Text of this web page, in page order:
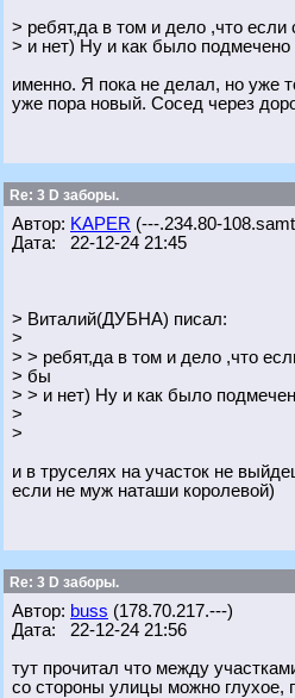
> ребят,да в том и дело ,что
> и нет) Ну и как было
именно. Я пока не делал, но уже
уже пора новый. Сосед через
Re: 3 D заборы.
Автор: KAPER (---.234.80-
Дата: 22-12-24 21:45
> Виталий(ДУБНА) писал:
>
> > ребят,да в том и дело ,что
> бы
> > и нет) Ну и как было
>
>
и в труселях на участок не
если не муж наташи королевой)
Re: 3 D заборы.
Автор: buss (178.70.217.---)
Дата: 22-12-24 21:56
тут прочитал что между
со стороны улицы можно глухое,